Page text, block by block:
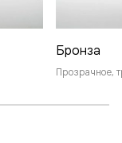
Бронза
Прозрачное,